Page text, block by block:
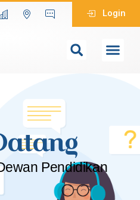
Login
Pendidikan